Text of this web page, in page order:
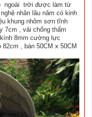
ngoài trời được làm từ
nhân lâu năm có kinh
khung nhôm sơn tĩnh
7cm , vải chống thấm
kính 8mm cường lực
, bàn 50CM x 50CM